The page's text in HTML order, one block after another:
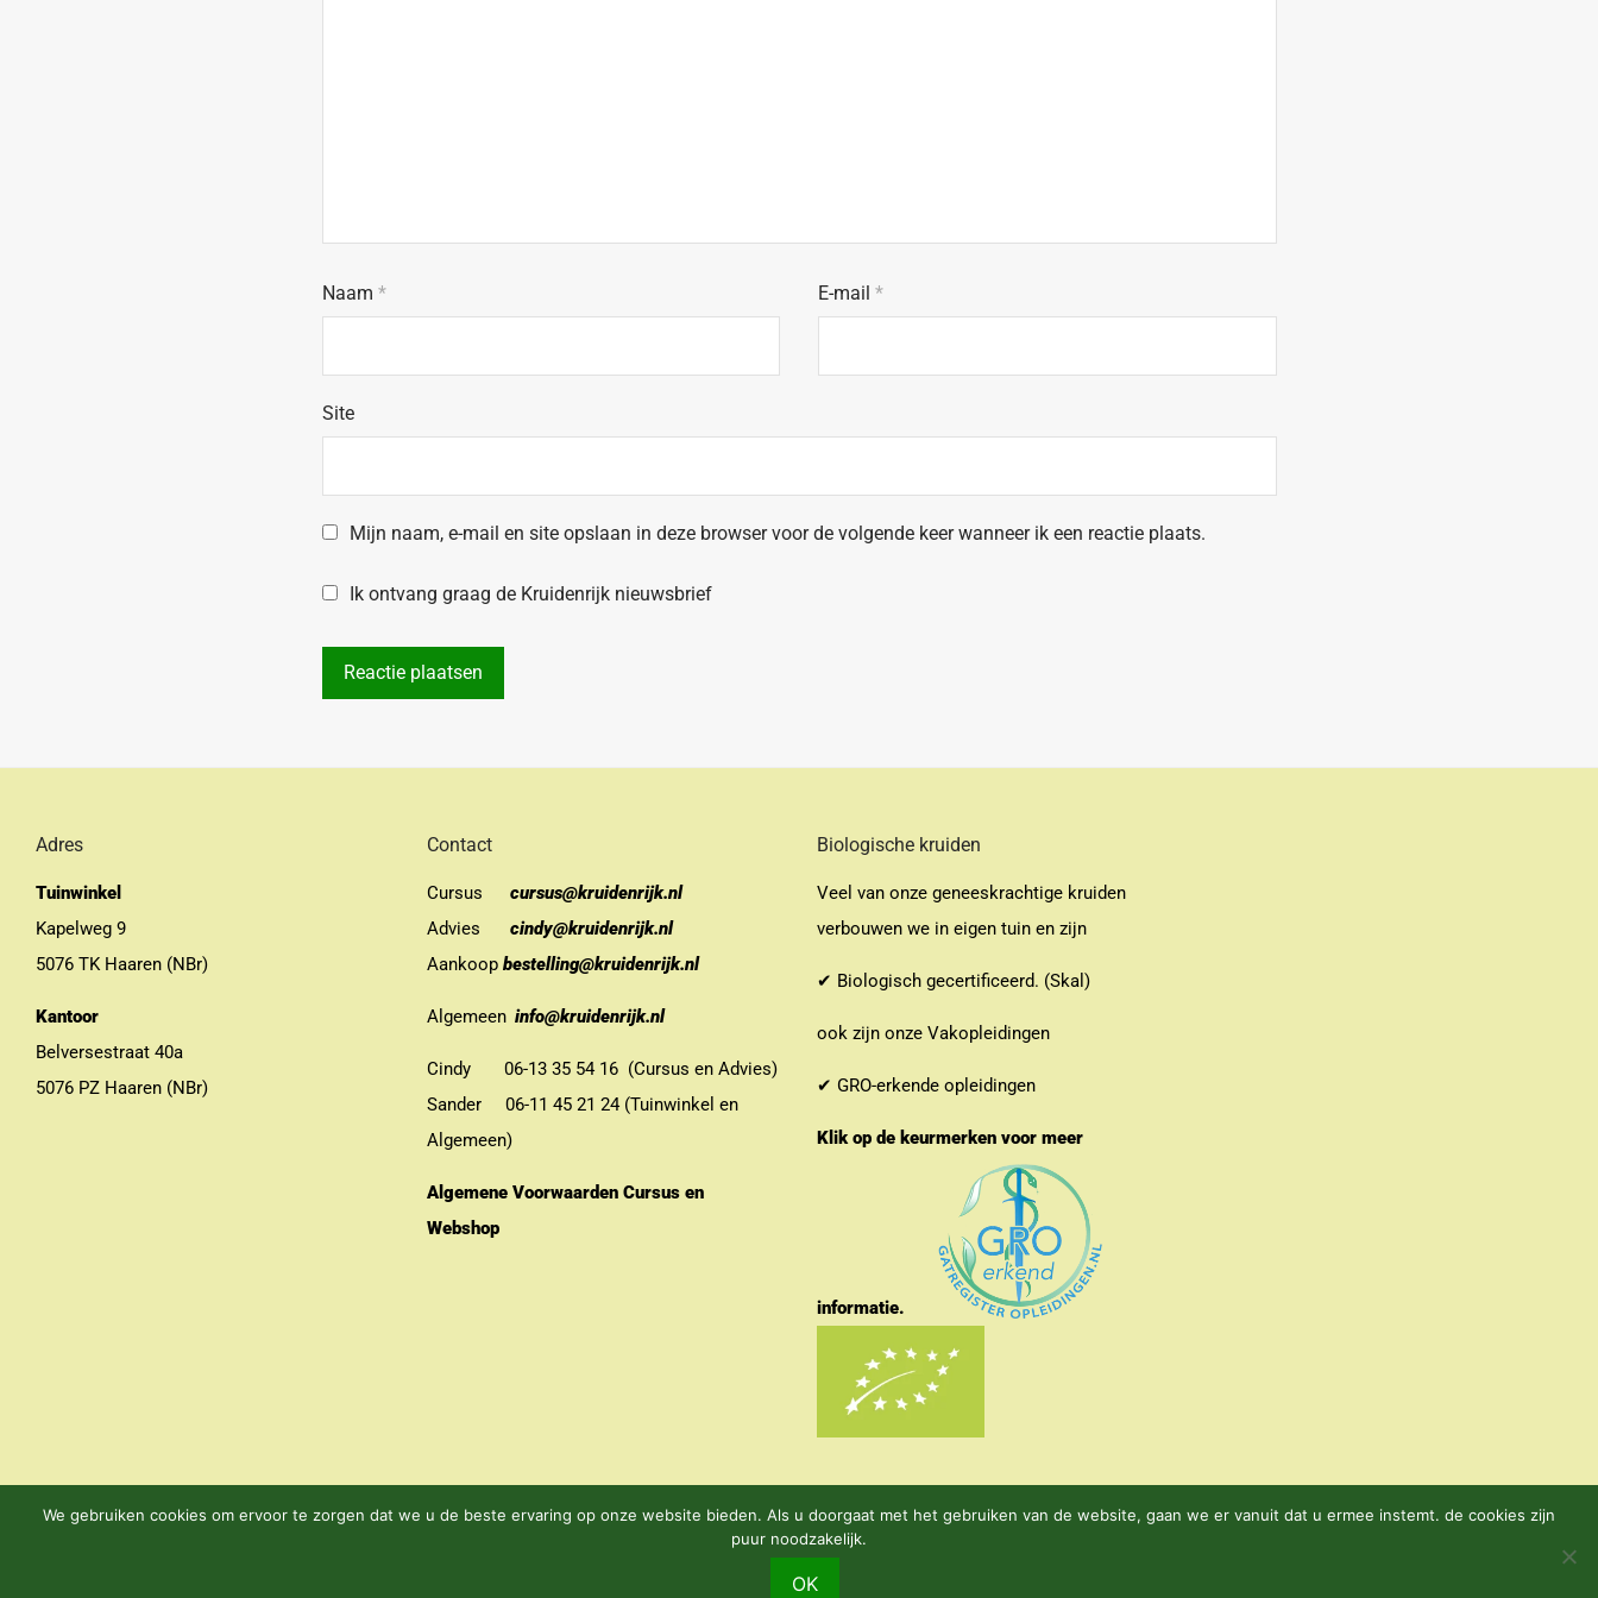
Naam * E-mail*
Site
Mijn naam, e-mail en site opslaan in deze browser voor de volgende keer wanneer ik een reactie plaats.
Ik ontvang graag de Kruidenrijk nieuwsbrief
Adres
Tuinwinkel
Kapelweg 9
5076 TK Haaren (NBr)
Kantoor
Belversestraat 40a
5076 PZ Haaren (NBr)
Contact
Cursus
cursus@kruidenrijk.nl
Advies
cindy@kruidenrijk.nl
Aankoop bestelling@kruidenrijk.nl
Algemeen info@kruidenrijk.nl
Cindy 06-13 35 54 16 (Cursus en Advies)
Sander 06-11 45 21 24 (Tuinwinkel en
Algemeen)
Algemene Voorwaarden Cursus en
Webshop
Biologische kruiden
Veel van onze geneeskrachtige kruiden
verbouwen we in eigen tuin en zijn
✔ Biologisch gecertificeerd. (Skal)
ook zijn onze Vakopleidingen
✔ GRO-erkende opleidingen
Klik op de keurmerken voor meer
informatie.
Algemene Voorwaarden Cursus en Webshop
We gebruiken cookies om ervoor te zorgen dat we u de beste ervaring op onze website bieden. Als u doorgaat met het gebruiken van de website, gaan we er vanuit dat u ermee instemt. de cookies zijn
puur noodzakelijk.
OK